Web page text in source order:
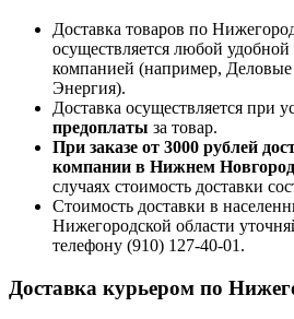
Доставка товаров по
осуществляется любой
компанией (например,
Энергия).
Доставка осуществляется при
предоплаты за товар.
При заказе от 3000 рублей
компании в Нижнем
случаях стоимость доставки
Стоимость доставки в
Нижегородской области
телефону (910) 127-40-01.
Доставка курьером по